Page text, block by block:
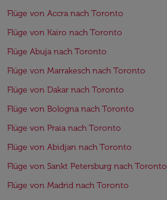
Flüge von Accra nach Toronto
Flüge von Kairo nach Toronto
Flüge Abuja nach Toronto
Flüge von Marrakesch nach Toronto
Flüge von Dakar nach Toronto
Flüge von Bologna nach Toronto
Flüge von Praia nach Toronto
Flüge von Abidjan nach Toronto
Flüge von Sankt Petersburg nach Toronto
Flüge von Madrid nach Toronto